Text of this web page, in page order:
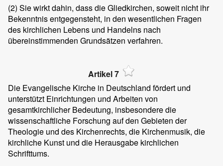
(2) Sie wirkt dahin, dass die Gliedkirchen, soweit nicht ihr
Bekenntnis entgegensteht, in den wesentlichen Fragen
des kirchlichen Lebens und Handelns nach
übereinstimmenden Grundsätzen verfahren.
Artikel 7
Die Evangelische Kirche in Deutschland fördert und
unterstützt Einrichtungen und Arbeiten von
gesamtkirchlicher Bedeutung, insbesondere die
wissenschaftliche Forschung auf den Gebieten der
Theologie und des Kirchenrechts, die Kirchenmusik, die
kirchliche Kunst und die Herausgabe kirchlichen
Schrifttums.